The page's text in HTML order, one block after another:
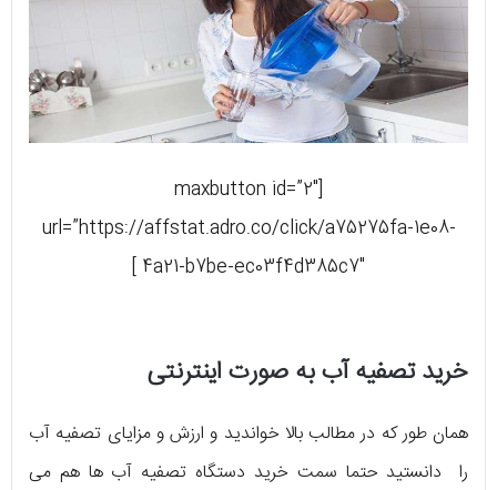
[maxbutton id=”2″
url=”https://affstat.adro.co/click/a75275fa-1e08-
4a21-b7be-ec03f4d385c7″ ]
خرید تصفیه آب به صورت اینترنتی
همان طور که در مطالب بالا خواندید و ارزش و مزایای تصفیه آب
را دانستید حتما سمت خرید دستگاه تصفیه آب ها هم می